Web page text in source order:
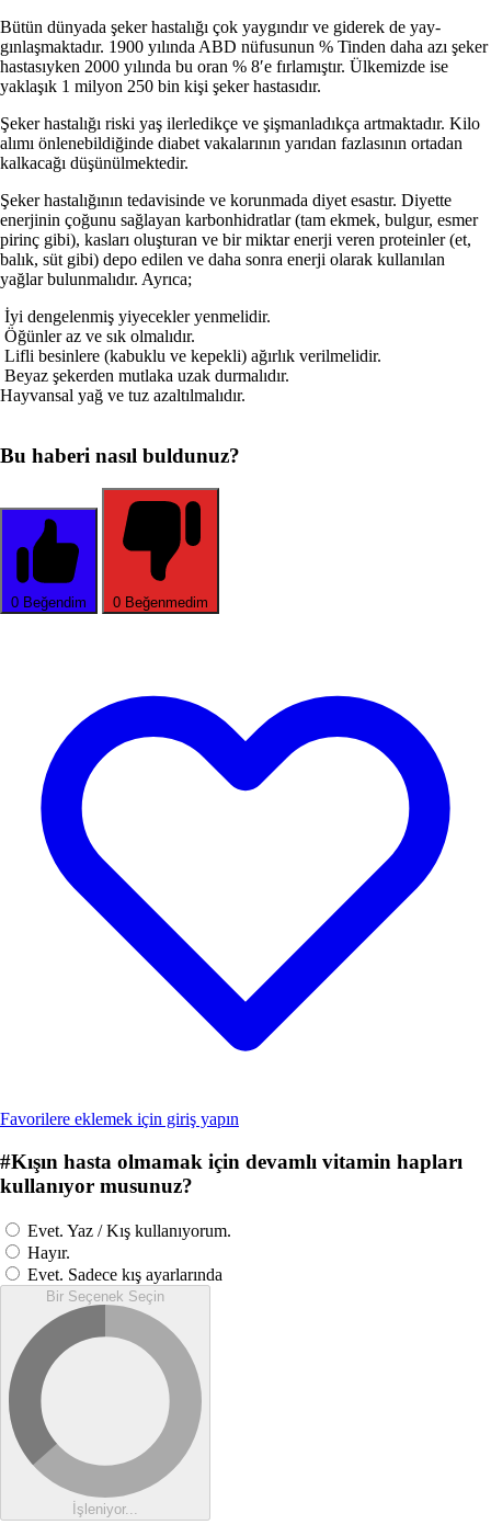
Bütün dünyada şeker hastalığı çok yaygındır ve giderek de yay­
gınlaşmaktadır. 1900 yılında ABD nüfusunun % Tinden daha azı şeker
hastasıyken 2000 yılında bu oran % 8′e fırlamıştır. Ülkemiz­de ise
yaklaşık 1 milyon 250 bin kişi şeker hastasıdır.
Şeker hastalığı riski yaş ilerle­dikçe ve şişmanladıkça artmaktadır. Kilo
alımı önlenebildiğinde diabet vakalarının yarıdan fazlasının orta­dan
kalkacağı düşünülmektedir.
Şeker hastalığının tedavisinde ve korunmada diyet esastır. Diyette
enerjinin çoğunu sağlayan karbon­hidratlar (tam ekmek, bulgur, esmer
pirinç gibi), kasları oluşturan ve bir miktar enerji veren proteinler (et,
balık, süt gibi) depo edilen ve daha sonra enerji olarak kullanılan
yağlar bulunmalıdır. Ayrıca;
İyi dengelenmiş yiyecekler yenmelidir.
Öğünler az ve sık olmalıdır.
Lifli besinlere (kabuklu ve kepekli) ağırlık verilmelidir.
Beyaz şekerden mutlaka uzak durmalıdır.
Hayvansal yağ ve tuz azaltılmalıdır.
Bu haberi nasıl buldunuz?
0 Beğendim 0 Beğenmedim
Favorilere eklemek için giriş yapın
#Kışın hasta olmamak için devamlı vitamin hapları
kullanıyor musunuz?
Evet. Yaz / Kış kullanıyorum.
Hayır.
Evet. Sadece kış ayarlarında
Bir Seçenek Seçin
İşleniyor...